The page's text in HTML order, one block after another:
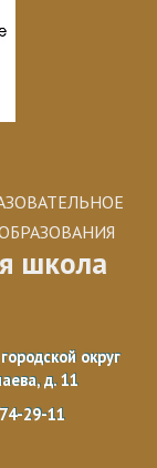
школа
округ
д. 11
29-11